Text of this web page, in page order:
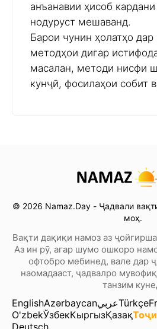
анъанавии ҳисоб
нодуруст мешаванд.
Барои чунин ҳолатҳо дар
методҳои дигар
масалан, методи нисфи
кунҷӣ, фосилаҳои собит
© 2026 Namaz.Day - Ҷадвали
моҳ.
Вақти дақиқи намоз аз
Аз ин рӯ, агар шумо ошкоро
офтобро мебинед, вале дар
наомадааст, ҷадвалро
танзим
EnglishAzərbaycanعربيTürkçe
O'zbekЎзбекКыргызҚазақ